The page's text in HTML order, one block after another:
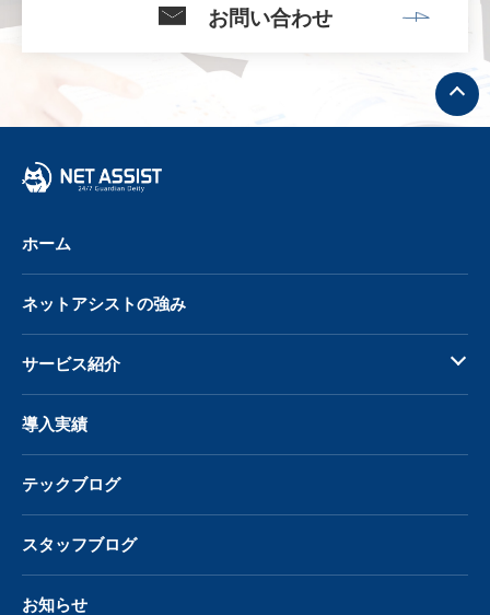
お問い合わせ
ト
ッ
プ
へ
ホーム
ネットアシストの強み
サービス紹介
導入実績
テックブログ
スタッフブログ
お知らせ